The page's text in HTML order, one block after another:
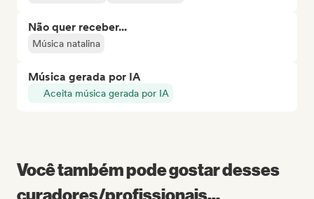
Não quer receber...
Música natalina
Música gerada por IA
Aceita música gerada por IA
Você também pode gostar desses
curadores/profissionais...